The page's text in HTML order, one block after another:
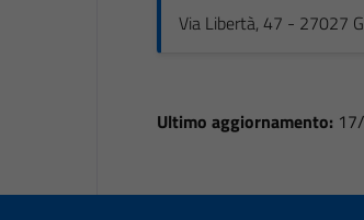
Via Libertà, 47 - 27027
Ultimo aggiornamento: